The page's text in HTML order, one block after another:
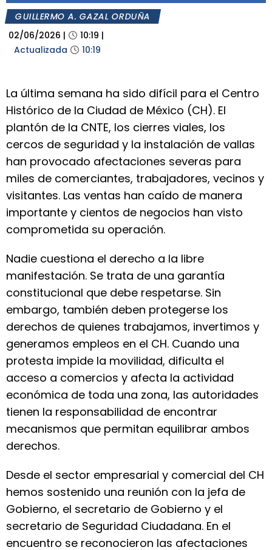
GUILLERMO A. GAZAL ORDUÑA
02/06/2026 | 10:19 |
Actualizada
10:19
La última semana ha sido difícil para el Centro
Histórico de la Ciudad de México (CH). El
plantón de la CNTE, los cierres viales, los
cercos de seguridad y la instalación de vallas
han provocado afectaciones severas para
miles de comerciantes, trabajadores, vecinos y
visitantes. Las ventas han caído de manera
importante y cientos de negocios han visto
comprometida su operación.
Nadie cuestiona el derecho a la libre
manifestación. Se trata de una garantía
constitucional que debe respetarse. Sin
embargo, también deben protegerse los
derechos de quienes trabajamos, invertimos y
generamos empleos en el CH. Cuando una
protesta impide la movilidad, dificulta el
acceso a comercios y afecta la actividad
económica de toda una zona, las autoridades
tienen la responsabilidad de encontrar
mecanismos que permitan equilibrar ambos
derechos.
Desde el sector empresarial y comercial del CH
hemos sostenido una reunión con la jefa de
Gobierno, el secretario de Gobierno y el
secretario de Seguridad Ciudadana. En el
encuentro se reconocieron las afectaciones